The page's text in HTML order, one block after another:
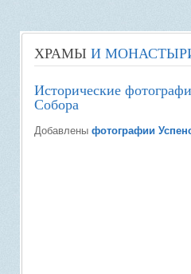
ХРАМЫ И
Исторические
Собора
Добавлены фотографии